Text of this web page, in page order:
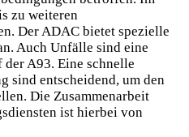
zu weiteren
Der ADAC bietet spezielle
Auch Unfälle sind eine
A93. Eine schnelle
sind entscheidend, um den
Die Zusammenarbeit
ist hierbei von